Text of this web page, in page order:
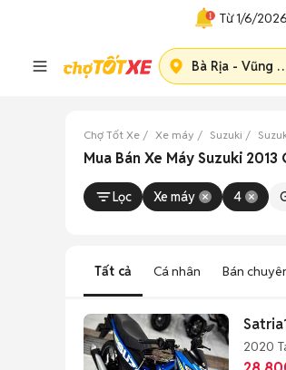
Từ 1/6/
Bà Rịa - Vũng
Chợ Tốt Xe Xe máy Suzuki
Mua Bán Xe Máy Suzuki 2013
Lọc Xe máy 4
Tất cả Cá nhân Bán
2020